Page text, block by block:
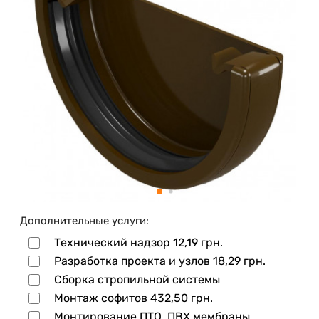
Дополнительные услуги:
Технический надзор 12,19 грн.
Разработка проекта и узлов 18,29 грн.
Сборка стропильной системы
Монтаж софитов 432,50 грн.
Монтирование ПТО, ПВХ мембраны